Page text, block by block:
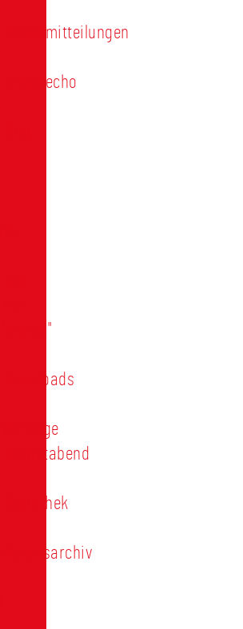
Pressemitteilungen
Presseecho
"digital"
Downloads
Vorträge
Heimatabend
Bibliothek
Vereinsarchiv